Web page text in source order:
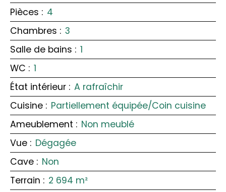
Pièces : 4
Chambres : 3
Salle de bains : 1
WC : 1
État intérieur : A rafraîchir
Cuisine : Partiellement équipée/Coin cuisine
Ameublement : Non meublé
Vue : Dégagée
Cave : Non
Terrain : 2 694 m²